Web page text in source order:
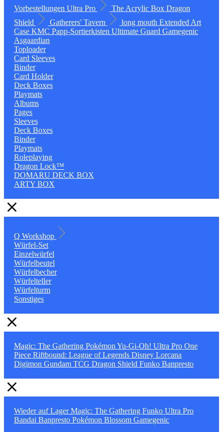
Vorbestellungen Ultra Pro The Acrylic Box Dragon
Shield
Gatherers' Tavern long mouth Extended Art
Case KMC Papp-Sortierkisten Ultimate Guard Gamegenic
Asgaardian
Toploader
Card Sleeves
Binder
Card Holder
Deck Boxes
Playmats
Albums
Pages
Sleeves
Deck Boxes
Binder
Playmats
Roleplaying
Dragon Lock™
DOMARU DECK BOX
ARTY BOX
Q Workshop
Würfel-Set
Einzelwürfel
Würfelbeutel
Würfelbecher
Würfelteller
Würfelturm
Sonstiges
Magic: The Gathering Pokémon Yu-Gi-Oh! Ultra Pro One
Piece Riftbound: League of Legends Disney Lorcana
Digimon Gundam TCG Dragon Shield Funko Banpresto
Wieder auf LagerMagic: The Gathering Funko Ultra Pro
Bandai Banpresto Pokémon Blossom Gamegenic